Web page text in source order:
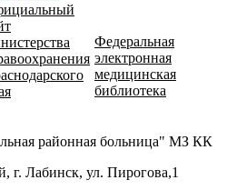
Федеральная
электронная
медицинская
библиотека
районная больница" МЗ КК
г. Лабинск, ул. Пирогова,1